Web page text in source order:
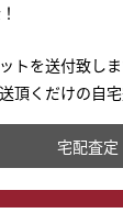
トを送付致し
頂くだけの自
全に査定・買取
宅配査定